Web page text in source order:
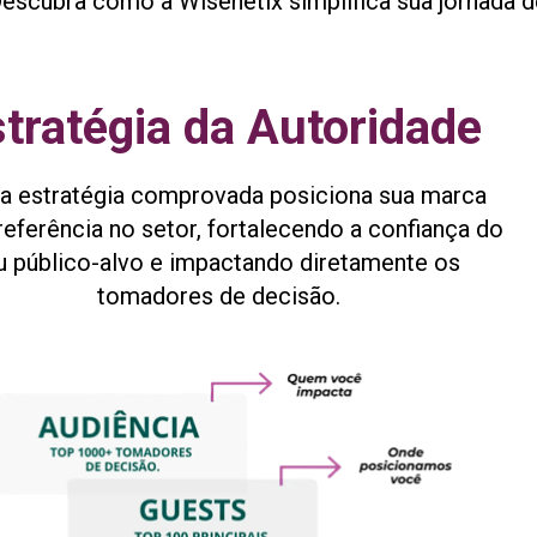
da Autoridade
estratégia comprovada posiciona sua marca
no setor, fortalecendo a confiança do
público-alvo e impactando diretamente os
tomadores de decisão.